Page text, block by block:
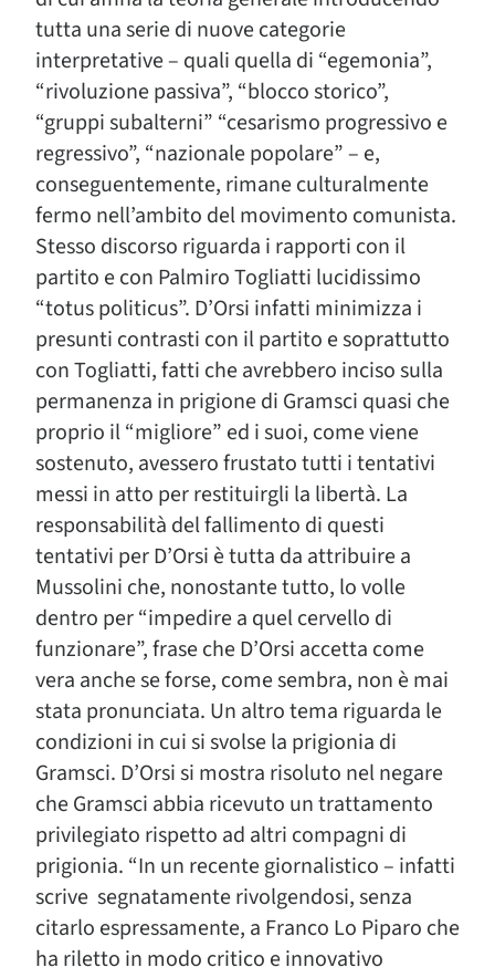
tutta una serie di nuove categorie
interpretative – quali quella di “egemonia”,
“rivoluzione passiva”, “blocco storico”,
“gruppi subalterni” “cesarismo progressivo e
regressivo”, “nazionale popolare” – e,
conseguentemente, rimane culturalmente
fermo nell’ambito del movimento comunista.
Stesso discorso riguarda i rapporti con il
partito e con Palmiro Togliatti lucidissimo
“totus politicus”. D’Orsi infatti minimizza i
presunti contrasti con il partito e soprattutto
con Togliatti, fatti che avrebbero inciso sulla
permanenza in prigione di Gramsci quasi che
proprio il “migliore” ed i suoi, come viene
sostenuto, avessero frustato tutti i tentativi
messi in atto per restituirgli la libertà. La
responsabilità del fallimento di questi
tentativi per D’Orsi è tutta da attribuire a
Mussolini che, nonostante tutto, lo volle
dentro per “impedire a quel cervello di
funzionare”, frase che D’Orsi accetta come
vera anche se forse, come sembra, non è mai
stata pronunciata. Un altro tema riguarda le
condizioni in cui si svolse la prigionia di
Gramsci. D’Orsi si mostra risoluto nel negare
che Gramsci abbia ricevuto un trattamento
privilegiato rispetto ad altri compagni di
prigionia. “In un recente giornalistico – infatti
scrive segnatamente rivolgendosi, senza
citarlo espressamente, a Franco Lo Piparo che
ha riletto in modo critico e innovativo